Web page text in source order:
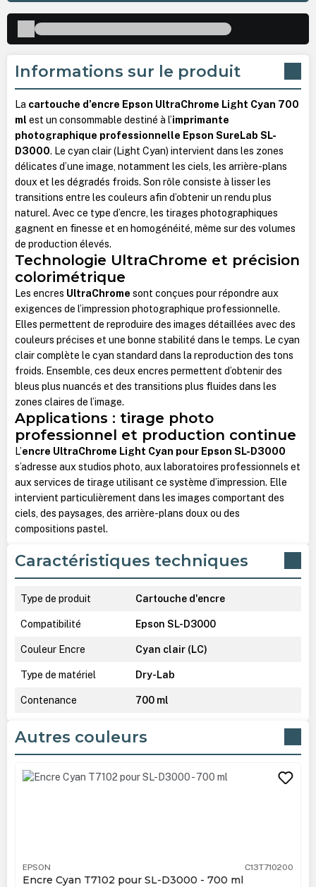
Informations sur le produit
La cartouche d’encre Epson UltraChrome Light Cyan 700
ml est un consommable destiné à l’imprimante
photographique professionnelle Epson SureLab SL-
D3000. Le cyan clair (Light Cyan) intervient dans les zones
délicates d’une image, notamment les ciels, les arrière-plans
doux et les dégradés froids. Son rôle consiste à lisser les
transitions entre les couleurs afin d’obtenir un rendu plus
naturel. Avec ce type d’encre, les tirages photographiques
gagnent en finesse et en homogénéité, même sur des volumes
de production élevés.
Technologie UltraChrome et précision
colorimétrique
Les encres UltraChrome sont conçues pour répondre aux
exigences de l’impression photographique professionnelle.
Elles permettent de reproduire des images détaillées avec des
couleurs précises et une bonne stabilité dans le temps. Le cyan
clair complète le cyan standard dans la reproduction des tons
froids. Ensemble, ces deux encres permettent d’obtenir des
bleus plus nuancés et des transitions plus fluides dans les
zones claires de l’image.
Applications : tirage photo
professionnel et production continue
L’encre UltraChrome Light Cyan pour Epson SL-D3000
s’adresse aux studios photo, aux laboratoires professionnels et
aux services de tirage utilisant ce système d’impression. Elle
intervient particulièrement dans les images comportant des
ciels, des paysages, des arrière-plans doux ou des
compositions pastel.
Caractéristiques techniques
Type de produit Cartouche d'encre
Compatibilité Epson SL-D3000
Couleur Encre Cyan clair (LC)
Type de matériel Dry-Lab
Contenance 700 ml
Autres couleurs
Ignorer la galerie de produits
EPSON C13T710200
Encre Cyan T7102 pour SL-D3000 - 700 ml